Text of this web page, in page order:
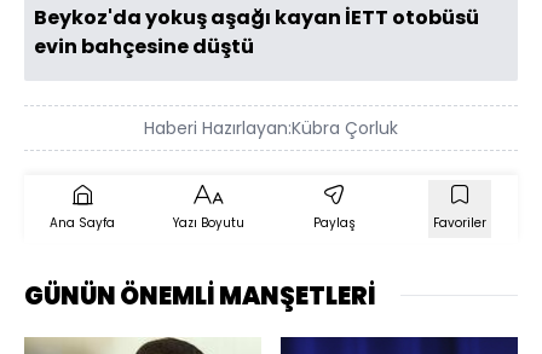
Beykoz'da yokuş aşağı kayan İETT otobüsü
evin bahçesine düştü
Haberi Hazırlayan:Kübra Çorluk
Ana Sayfa Yazı Boyutu Paylaş Favoriler
GÜNÜN ÖNEMLİ MANŞETLERİ